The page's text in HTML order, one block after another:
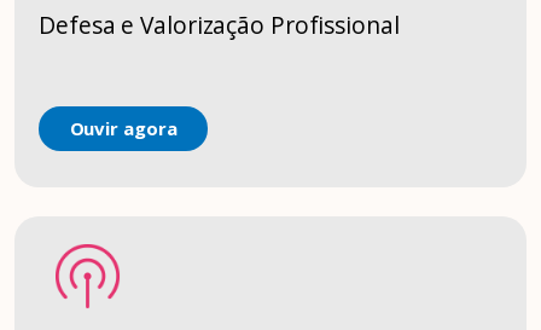
Defesa e Valorização Profissional
Ouvir agora